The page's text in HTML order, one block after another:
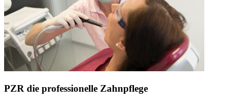
PZR die professionelle Zahnpflege